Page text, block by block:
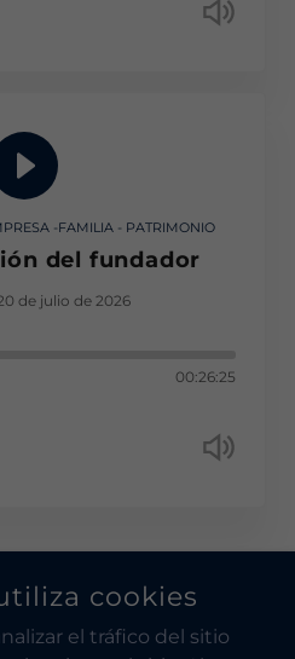
-FAMILIA - PATRIMONIO
del fundador
de julio de 2026
00:26:25
RESERVADOS.
cookies
el tráfico del sitio